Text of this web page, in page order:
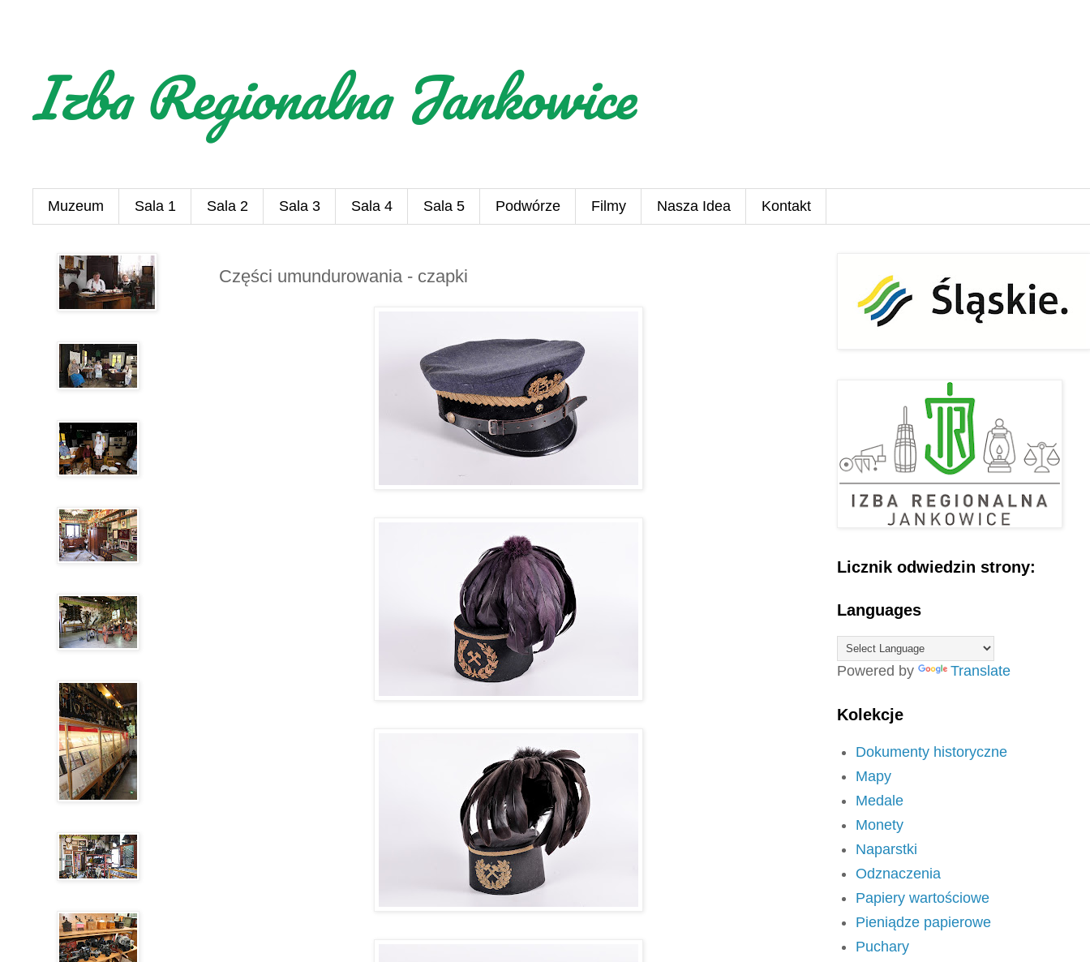
Izba Regionalna Jankowice
Muzeum Sala 1 Sala 2 Sala 3 Sala 4 Sala 5 Podwórze Filmy Nasza Idea Kontakt
Części umundurowania - czapki
Licznik odwiedzin strony:
Languages
Powered by Translate
Kolekcje
Dokumenty historyczne
Mapy
Medale
Monety
Naparstki
Odznaczenia
Papiery wartościowe
Pieniądze papierowe
Puchary